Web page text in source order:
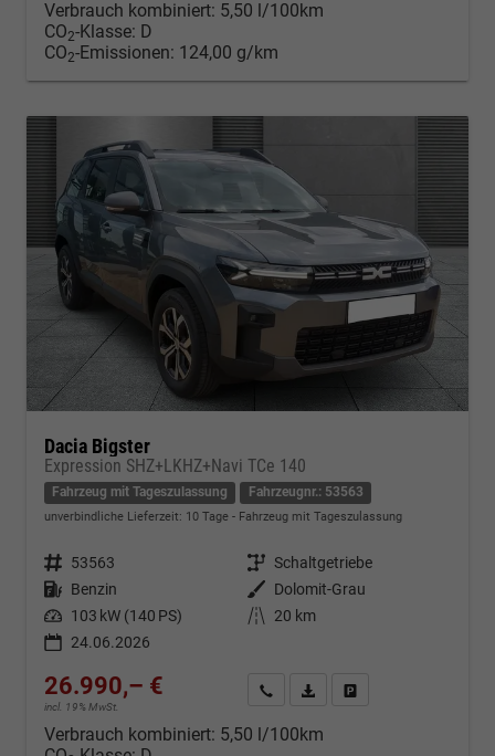
Verbrauch kombiniert: 5,50 l/100km
CO2-Klasse: D
CO2-Emissionen: 124,00 g/km
Dacia Bigster
Expression SHZ+LKHZ+Navi TCe 140
Fahrzeug mit Tageszulassung Fahrzeugnr.: 53563
unverbindliche Lieferzeit: 10 Tage Fahrzeug mit Tageszulassung
Fahrzeugnr. 53563 Getriebe Schaltgetriebe
Kraftstoff Benzin Außenfarbe
Dolomit-Grau
Leistung 103 kW (140 PS) Kilometerstand
20 km
24.06.2026
26.990,– €
incl. 19% MwSt.
Kontakt & Angebot anfordern
PDF-Datei, Fahrzeugexposé
Verbrauch kombiniert: 5,50 l/100km